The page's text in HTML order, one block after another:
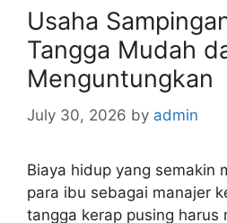
Usaha
Tangga Mudah
Menguntungkan
July 30, 2026 by admin
Biaya hidup yang semakin
para ibu sebagai manajer
tangga kerap pusing harus